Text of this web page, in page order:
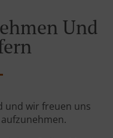
Und
und wir freuen uns